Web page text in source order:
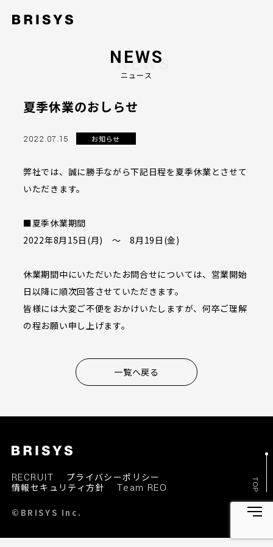
NEWS
ニュース
夏季休業のおしらせ
2022.07.15 お知らせ
弊社では、誠に勝手ながら下記日程を夏季休業とさせて
いただきます。
■夏季休業期間
2022年8月15日(月) ～ 8月19日(金)
休業期間中にいただいたお問合せについては、営業開始
日以降に順次回答させていただきます。
皆様には大変ご不便をおかけいたしますが、何卒ご理解
の程お願い申し上げます。
一覧へ戻る
RECRUIT
プライバシーポリシー
情報セキュリティ方針
Team REO
©BRISYS Inc.
TOP